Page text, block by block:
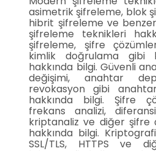
asimetrik şifreleme, blok
hibrit şifreleme ve
şifreleme teknikleri
şifreleme, şifre
kimlik doğrulama gibi
hakkında bilgi. Güvenli
değişimi, anahtar
revokasyon gibi
hakkında bilgi. Şifre
frekans analizi,
kriptanaliz ve diğer şifre
hakkında bilgi.
SSL/TLS, HTTPS ve